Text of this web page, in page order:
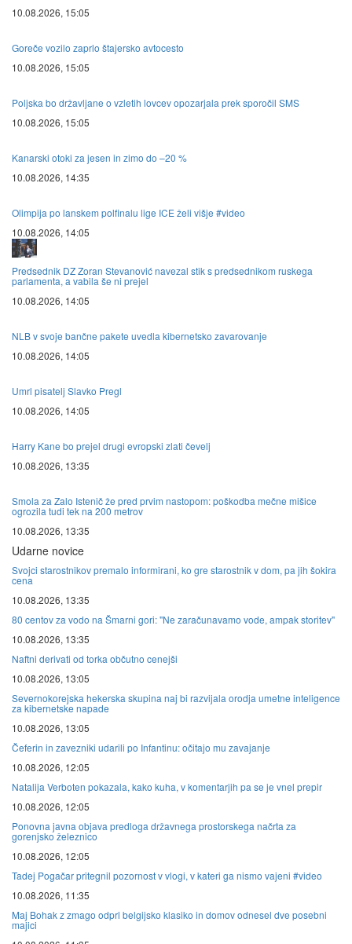
10.08.2026, 15:05
Goreče vozilo zaprlo štajersko avtocesto
10.08.2026, 15:05
Poljska bo državljane o vzletih lovcev opozarjala prek sporočil SMS
10.08.2026, 15:05
Kanarski otoki za jesen in zimo do –20 %
10.08.2026, 14:35
Olimpija po lanskem polfinalu lige ICE želi višje #video
10.08.2026, 14:05
Predsednik DZ Zoran Stevanović navezal stik s predsednikom ruskega
parlamenta, a vabila še ni prejel
10.08.2026, 14:05
NLB v svoje bančne pakete uvedla kibernetsko zavarovanje
10.08.2026, 14:05
Umrl pisatelj Slavko Pregl
10.08.2026, 14:05
Harry Kane bo prejel drugi evropski zlati čevelj
10.08.2026, 13:35
Smola za Zalo Istenič že pred prvim nastopom: poškodba mečne mišice
ogrozila tudi tek na 200 metrov
10.08.2026, 13:35
Udarne novice
Svojci starostnikov premalo informirani, ko gre starostnik v dom, pa jih šokira
cena
10.08.2026, 13:35
80 centov za vodo na Šmarni gori: "Ne zaračunavamo vode, ampak storitev"
10.08.2026, 13:35
Naftni derivati od torka občutno cenejši
10.08.2026, 13:05
Severnokorejska hekerska skupina naj bi razvijala orodja umetne inteligence
za kibernetske napade
10.08.2026, 13:05
Čeferin in zavezniki udarili po Infantinu: očitajo mu zavajanje
10.08.2026, 12:05
Natalija Verboten pokazala, kako kuha, v komentarjih pa se je vnel prepir
10.08.2026, 12:05
Ponovna javna objava predloga državnega prostorskega načrta za
gorenjsko železnico
10.08.2026, 12:05
Tadej Pogačar pritegnil pozornost v vlogi, v kateri ga nismo vajeni #video
10.08.2026, 11:35
Maj Bohak z zmago odprl belgijsko klasiko in domov odnesel dve posebni
majici